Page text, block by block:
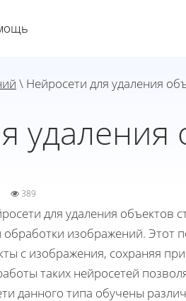
\ Нейросети для удаления
удаления
389
для удаления объектов
обработки изображений. Этот
с изображения, сохраняя
таких нейросетей
данного типа обучены